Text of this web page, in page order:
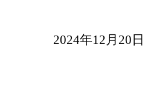
2024年12月 20 日